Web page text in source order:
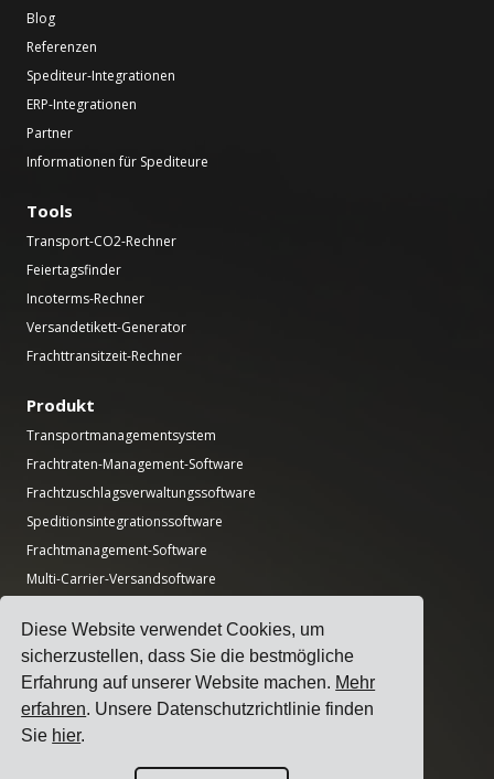
Diese Website verwendet Cookies, um
sicherzustellen, dass Sie die bestmögliche
Erfahrung auf unserer Website machen. Mehr
erfahren. Unsere Datenschutzrichtlinie finden
Sie hier.
Blog
Referenzen
Spediteur-Integrationen
ERP-Integrationen
Partner
Informationen für Spediteure
Tools
Transport-CO2-Rechner
Feiertagsfinder
Incoterms-Rechner
Versandetikett-Generator
Frachttransitzeit-Rechner
Produkt
Transportmanagementsystem
Frachtraten-Management-Software
Frachtzuschlagsverwaltungssoftware
Speditionsintegrationssoftware
Frachtmanagement-Software
Multi-Carrier-Versandsoftware
Rampenmanagement-Software
Logistikabteilungssoftware
Leitfäden
Top 17 Transportmanagement-Software für Versender
Wie wählt man eine Multi-Carrier-Versandsoftware aus?